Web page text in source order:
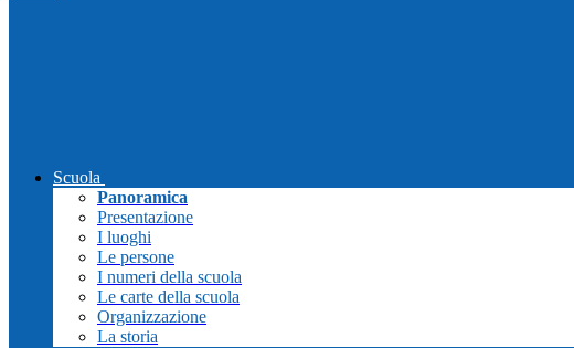
Scuola
Panoramica
Presentazione
I luoghi
Le persone
I numeri della scuola
Le carte della scuola
Organizzazione
La storia